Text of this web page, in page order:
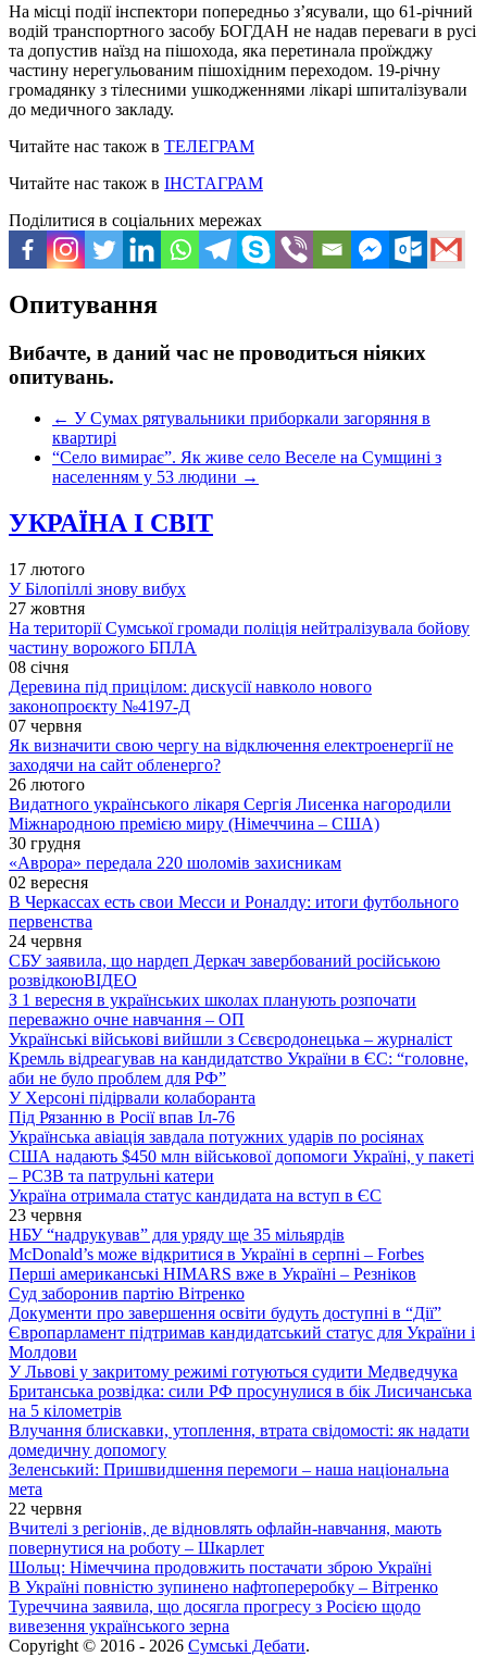
На місці події інспектори попередньо з’ясували, що 61-річний
водій транспортного засобу БОГДАН не надав переваги в русі
та допустив наїзд на пішохода, яка перетинала проїжджу
частину нерегульованим пішохідним переходом. 19-річну
громадянку з тілесними ушкодженнями лікарі шпиталізували
до медичного закладу.
Читайте нас також в ТЕЛЕГРАМ
Читайте нас також в ІНСТАГРАМ
Поділитися в соціальних мережах
Опитування
Вибачте, в даний час не проводиться ніяких
опитувань.
← У Сумах рятувальники приборкали загоряння в
квартирі
“Село вимирає”. Як живе село Веселе на Сумщині з
населенням у 53 людини →
УКРАЇНА І СВІТ
17 лютого
У Білопіллі знову вибух
27 жовтня
На території Сумської громади поліція нейтралізувала бойову
частину ворожого БПЛА
08 січня
Деревина під прицілом: дискусії навколо нового
законопроєкту №4197-Д
07 червня
Як визначити свою чергу на відключення електроенергії не
заходячи на сайт обленерго?
26 лютого
Видатного українського лікаря Сергія Лисенка нагородили
Міжнародною премією миру (Німеччина – США)
30 грудня
«Аврора» передала 220 шоломів захисникам
02 вересня
В Черкассах есть свои Месси и Роналду: итоги футбольного
первенства
24 червня
СБУ заявила, що нардеп Деркач завербований російською
розвідкоюВІДЕО
З 1 вересня в українських школах планують розпочати
переважно очне навчання – ОП
Українські військові вийшли з Сєвєродонецька – журналіст
Кремль відреагував на кандидатство України в ЄС: “головне,
аби не було проблем для РФ”
У Херсоні підірвали колаборанта
Під Рязанню в Росії впав Іл-76
Українська авіація завдала потужних ударів по росіянах
США надають $450 млн військової допомоги Україні, у пакеті
– РСЗВ та патрульні катери
Україна отримала статус кандидата на вступ в ЄС
23 червня
НБУ “надрукував” для уряду ще 35 мільярдів
McDonald’s може відкритися в Україні в серпні – Forbes
Перші американські HIMARS вже в Україні – Резніков
Суд заборонив партію Вітренко
Документи про завершення освіти будуть доступні в “Дії”
Європарламент підтримав кандидатський статус для України і
Молдови
У Львові у закритому режимі готуються судити Медведчука
Британська розвідка: сили РФ просунулися в бік Лисичанська
на 5 кілометрів
Влучання блискавки, утоплення, втрата свідомості: як надати
домедичну допомогу
Зеленський: Пришвидшення перемоги – наша національна
мета
22 червня
Вчителі з регіонів, де відновлять офлайн-навчання, мають
повернутися на роботу – Шкарлет
Шольц: Німеччина продовжить постачати зброю Україні
В Україні повністю зупинено нафтопереробку – Вітренко
Туреччина заявила, що досягла прогресу з Росією щодо
вивезення українського зерна
Copyright © 2016 - 2026 Сумські Дебати.